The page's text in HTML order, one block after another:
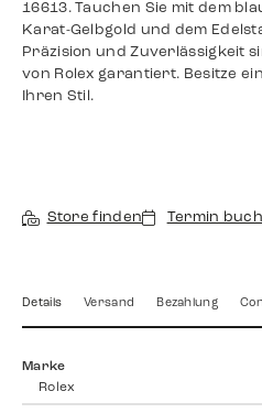
16613. Tauchen Sie mit dem
Karat-Gelbgold und dem
Präzision und Zuverlässigkeit
von Rolex garantiert. Besitze
Ihren Stil.
Store finden Termin
Details Versand Bezahlung
Marke
Rolex